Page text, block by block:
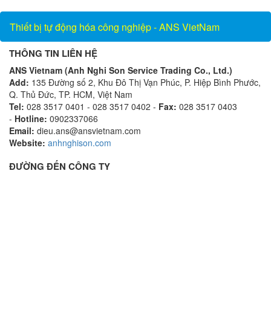
Thiết bị tự động hóa công nghiệp - ANS VietNam
THÔNG TIN LIÊN HỆ
ANS Vietnam (Anh Nghi Son Service Trading Co., Ltd.)
Add: 135 Đường số 2, Khu Đô Thị Vạn Phúc, P. Hiệp Bình Phước,
Q. Thủ Đức, TP. HCM, Việt Nam
Tel: 028 3517 0401 - 028 3517 0402 - Fax: 028 3517 0403
- Hotline: 0902337066
Email: dieu.ans@ansvietnam.com
Website: anhnghison.com
ĐƯỜNG ĐẾN CÔNG TY